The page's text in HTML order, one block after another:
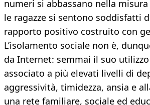
numeri si abbassano nella
le ragazze si sentono soddisfatti
rapporto positivo costruito con
L’isolamento sociale non è,
da Internet: semmai il suo
associato a più elevati livelli di
aggressività, timidezza, ansia e
una rete familiare, sociale ed